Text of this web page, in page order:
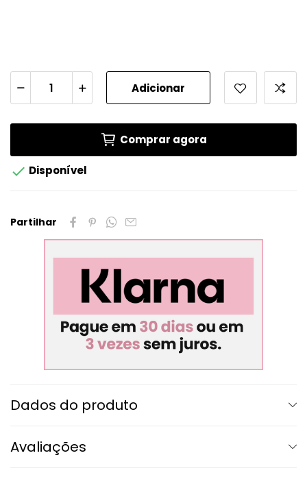
Adicionar
Comprar agora
 Disponível
Partilhar
Dados do produto
Avaliações